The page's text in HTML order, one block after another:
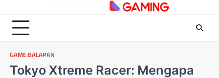
content
GAME BALAPAN
Tokyo Xtreme Racer: Mengapa